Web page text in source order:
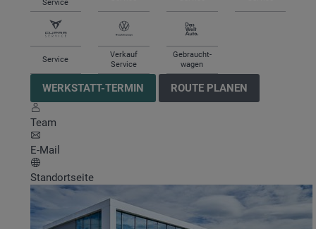
Service
Service
Verkauf
Service
Gebraucht-
wagen
WERKSTATT-TERMIN ROUTE PLANEN
Team
E-Mail
Standortseite